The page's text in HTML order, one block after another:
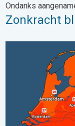
Ondanks
Zonkracht
Volop zon en